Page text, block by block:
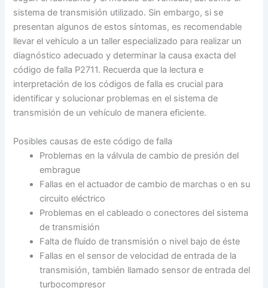
sistema de transmisión utilizado. Sin embargo, si se
presentan algunos de estos síntomas, es recomendable
llevar el vehículo a un taller especializado para realizar un
diagnóstico adecuado y determinar la causa exacta del
código de falla P2711. Recuerda que la lectura e
interpretación de los códigos de falla es crucial para
identificar y solucionar problemas en el sistema de
transmisión de un vehículo de manera eficiente.
Posibles causas de este código de falla
Problemas en la válvula de cambio de presión del
embrague
Fallas en el actuador de cambio de marchas o en su
circuito eléctrico
Problemas en el cableado o conectores del sistema
de transmisión
Falta de fluido de transmisión o nivel bajo de éste
Fallas en el sensor de velocidad de entrada de la
transmisión, también llamado sensor de entrada del
turbocompresor